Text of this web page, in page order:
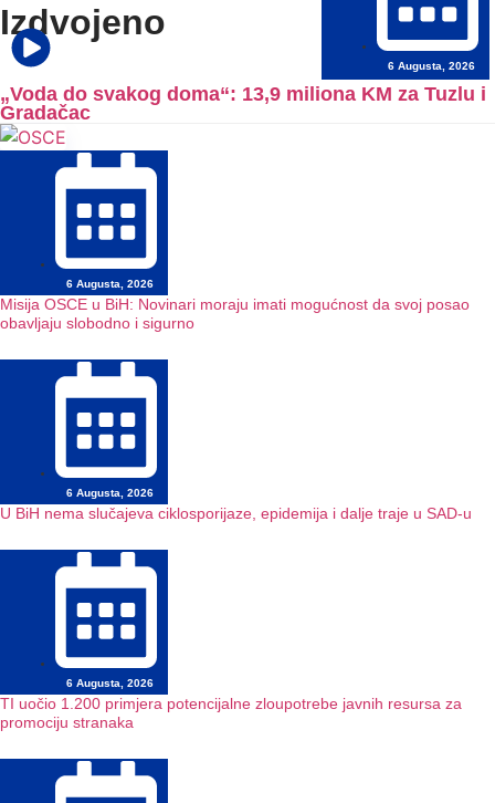
Izdvojeno
6 Augusta, 2026
„Voda do svakog doma“: 13,9 miliona KM za Tuzlu i
Gradačac
6 Augusta, 2026
Misija OSCE u BiH: Novinari moraju imati mogućnost da svoj posao
obavljaju slobodno i sigurno
6 Augusta, 2026
U BiH nema slučajeva ciklosporijaze, epidemija i dalje traje u SAD-u
6 Augusta, 2026
TI uočio 1.200 primjera potencijalne zloupotrebe javnih resursa za
promociju stranaka